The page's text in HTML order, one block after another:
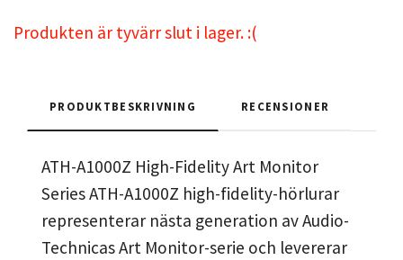
Produkten är tyvärr slut i lager. :(
PRODUKTBESKRIVNING RECENSIONER
ATH-A1000Z High-Fidelity Art Monitor
Series ATH-A1000Z high-fidelity-hörlurar
representerar nästa generation av Audio-
Technicas Art Monitor-serie och levererar